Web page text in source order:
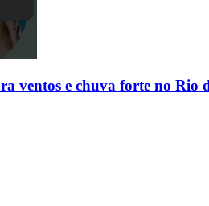
ventos e chuva forte no Rio